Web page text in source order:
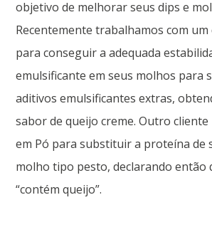
objetivo de melhorar seus dips e
Recentemente trabalhamos com
para conseguir a adequada
emulsificante em seus molhos para
aditivos emulsificantes extras,
sabor de queijo creme. Outro
em Pó para substituir a proteína de
molho tipo pesto, declarando então
“contém queijo”.